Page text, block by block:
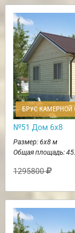
БРУС КАМЕРНОЙ
№51 Дом 6х8
Размер: 6х8 м
Общая площадь:
1295800